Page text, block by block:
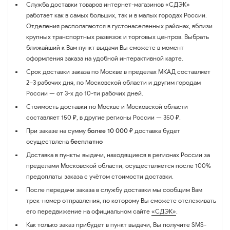
Служба доставки товаров интернет-магазинов «СДЭК»
работает как в самых больших, так и в малых городах России.
Отделения располагаются в густонаселенных районах, вблизи
крупных транспортных развязок и торговых центров. Выбрать
ближайший к Вам пункт выдачи Вы сможете в момент
оформления заказа на удобной интерактивной карте.
Срок доставки заказа по Москве в пределах МКАД составляет
2–3 рабочих дня, по Московской области и другим городам
России — от 3-х до 10-ти рабочих дней.
Стоимость доставки по Москве и Московской области
составляет 150 ₽, в другие регионы России — 350 ₽.
При заказе на сумму более 10 000 ₽ доставка будет
осуществлена бесплатно
Доставка в пункты выдачи, находящиеся в регионах России за
пределами Московской области, осуществляется после 100%
предоплаты заказа с учётом стоимости доставки.
После передачи заказа в службу доставки мы сообщим Вам
трек-номер отправления, по которому Вы сможете отслеживать
его передвижение на официальном сайте «СДЭК».
Как только заказ прибудет в пункт выдачи, Вы получите SMS-